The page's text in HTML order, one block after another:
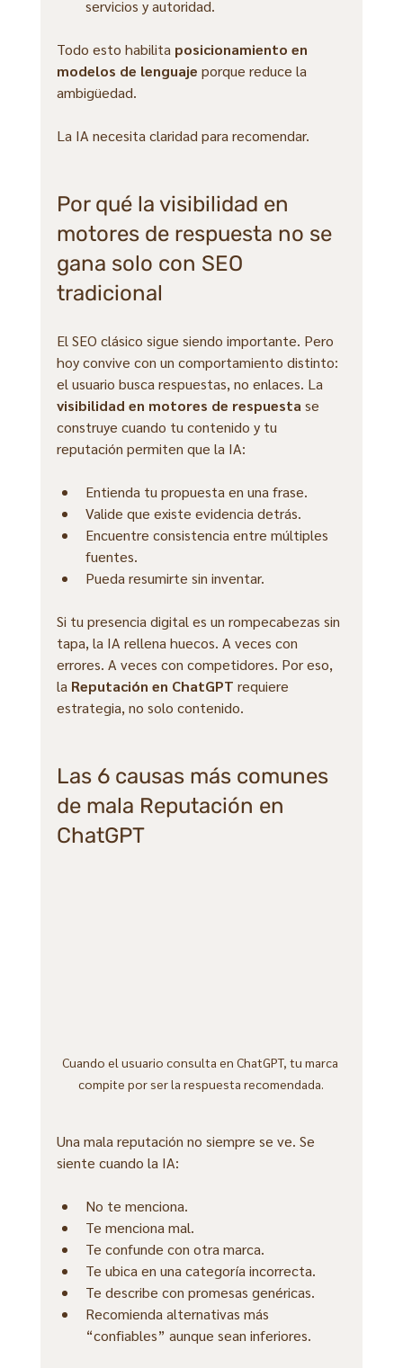
servicios y autoridad.
Todo esto habilita posicionamiento en
modelos de lenguaje porque reduce la
ambigüedad.
La IA necesita claridad para recomendar.
Por qué la visibilidad en
motores de respuesta no se
gana solo con SEO
tradicional
El SEO clásico sigue siendo importante. Pero
hoy convive con un comportamiento distinto:
el usuario busca respuestas, no enlaces. La
visibilidad en motores de respuesta se
construye cuando tu contenido y tu
reputación permiten que la IA:
Entienda tu propuesta en una frase.
Valide que existe evidencia detrás.
Encuentre consistencia entre múltiples
fuentes.
Pueda resumirte sin inventar.
Si tu presencia digital es un rompecabezas sin
tapa, la IA rellena huecos. A veces con
errores. A veces con competidores. Por eso,
la Reputación en ChatGPT requiere
estrategia, no solo contenido.
Las 6 causas más comunes
de mala Reputación en
ChatGPT
Cuando el usuario consulta en ChatGPT, tu marca
compite por ser la respuesta recomendada.
Una mala reputación no siempre se ve. Se
siente cuando la IA:
No te menciona.
Te menciona mal.
Te confunde con otra marca.
Te ubica en una categoría incorrecta.
Te describe con promesas genéricas.
Recomienda alternativas más
“confiables” aunque sean inferiores.